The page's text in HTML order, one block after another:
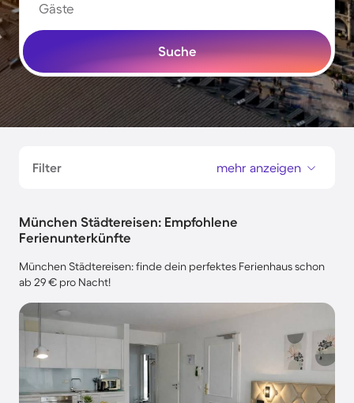
Gäste
Suche
Filter mehr anzeigen
München Städtereisen: Empfohlene
Ferienunterkünfte
München Städtereisen: finde dein perfektes Ferienhaus schon
ab 29 € pro Nacht!